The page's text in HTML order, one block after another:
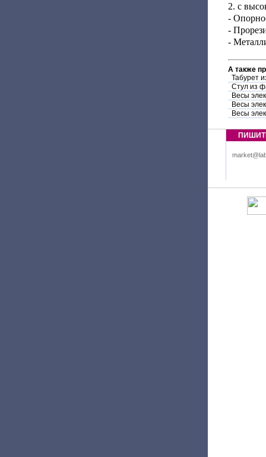
2. с
-
-
-
А также
Табурет
Стул из
Весы
Весы
Весы